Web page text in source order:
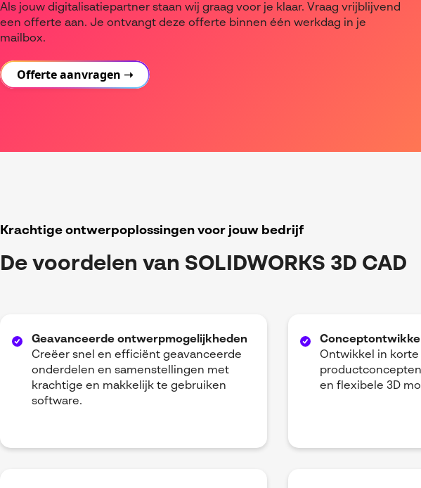
Als jouw digitalisatiepartner staan wij graag voor je klaar. Vraag vrijblijvend
een offerte aan. Je ontvangt deze offerte binnen één werkdag in je
mailbox.
Offerte aanvragen ➝
Krachtige ontwerpoplossingen voor jouw bedrijf
De voordelen van SOLIDWORKS 3D CAD
Geavanceerde ontwerpmogelijkheden
Creëer snel en efficiënt geavanceerde
onderdelen en samenstellingen met
krachtige en makkelijk te gebruiken
software.
Ontwikkel in korte
en flexibele 3D